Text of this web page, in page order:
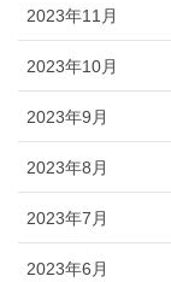
2023年11月
2023年10月
2023年9月
2023年8月
2023年7月
2023年6月